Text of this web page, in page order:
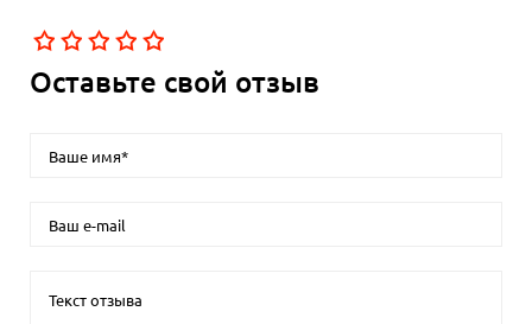
Оставьте свой отзыв